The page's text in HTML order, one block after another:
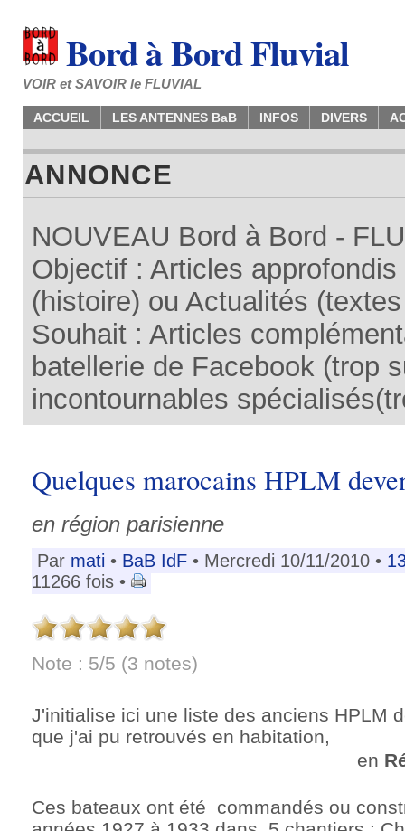
Bord à Bord Fluvial
VOIR et SAVOIR le FLUVIAL
ACCUEIL LES ANTENNES BaB INFOS DIVERS
ANNONCE
NOUVEAU Bord à Bord -
Objectif : Articles
(histoire) ou Actualités
Souhait : Articles
batellerie de Facebook (trop
incontournables
Quelques marocains HPLM
en région parisienne
Par mati • BaB IdF • Mercredi 10/11/2010 •
11266 fois •
Note : 5/5 (3 notes)
J'initialise ici une liste des anciens HPLM
que j'ai pu retrouvés en habitation,
en
Ces bateaux ont été commandés ou